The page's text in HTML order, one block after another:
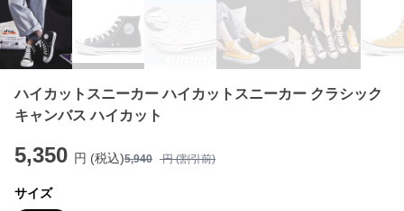
ハイカットスニーカー ハイカットスニーカー クラシック
キャンバス ハイカット
5,350 円 (税込)5,940 円 (割引前)
サイズ